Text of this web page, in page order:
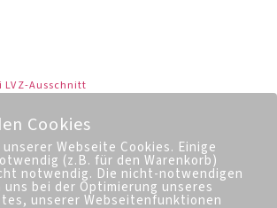
folgte Fete mit Walen zum Angucken
Cookies
Webseite Cookies. Einige
(z.B. für den Warenkorb)
notwendig. Die nicht-notwendigen
uns bei der Optimierung unseres
unserer Webseitenfunktionen